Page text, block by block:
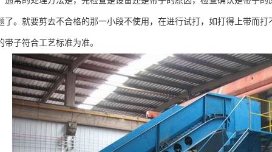
了。就要剪去不合格的那一小段不使用，在进行试打，如打得上带而
带子符合工艺标准为准。